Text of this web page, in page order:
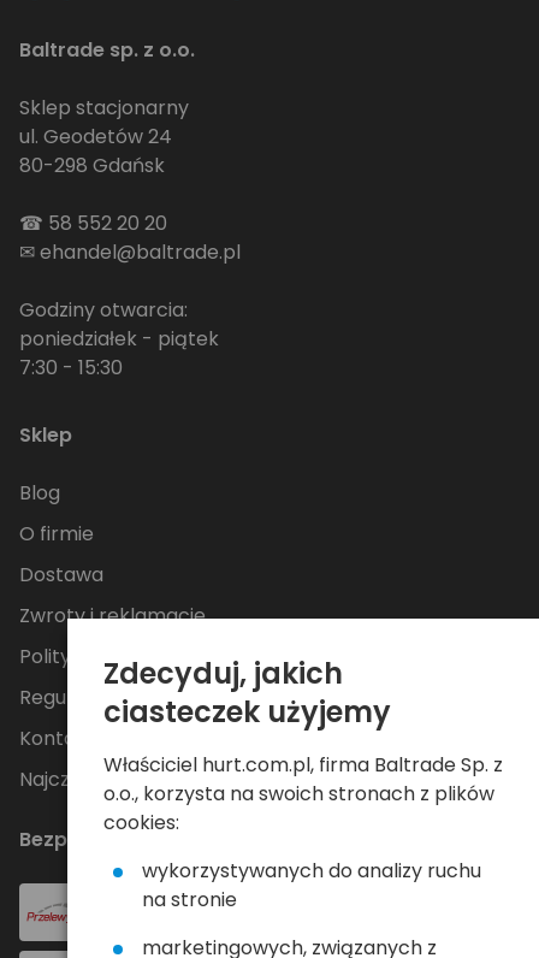
Baltrade sp. z o.o.
Sklep stacjonarny
ul. Geodetów 24
80-298 Gdańsk
☎ 58 552 20 20
✉ehandel@baltrade.pl
Godziny otwarcia:
poniedziałek - piątek
7:30 - 15:30
Sklep
Blog
O firmie
Dostawa
Zwroty i reklamacje
Polityka Prywatności
Regulamin
Kontakt
Najczęściej zadawane pytania
Bezpieczne płatności
Zdecyduj, jakich
ciasteczek użyjemy
Właściciel hurt.com.pl, firma Baltrade Sp. z
o.o., korzysta na swoich stronach z plików
cookies:
wykorzystywanych do analizy ruchu
na stronie
marketingowych, związanych z